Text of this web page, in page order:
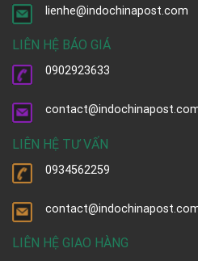
lienhe@indochinapost.com
LIÊN HỆ BÁO GIÁ
0902923633
LIÊN HỆ TƯ VẤN
0934562259
LIÊN HỆ GIAO HÀNG